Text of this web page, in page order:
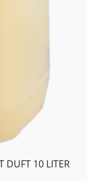
DUFT 10 LITER